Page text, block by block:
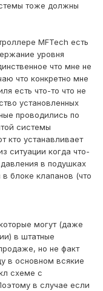
тоже должны
MFTech есть
уровня
что мне не
что конкретно мне
есть что-то что не
установленных
проводились по
системы
кто устанавливает
ситуации когда что-
в подушках
блоке клапанов (что
могут (даже
в штатные
но не факт
в основном всякие
схеме с
в случае если